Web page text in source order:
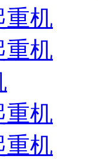
重机
重机
重机
重机